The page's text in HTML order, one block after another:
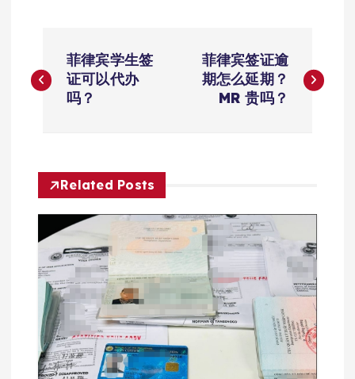
章
航
菲律宾学生签
证可以代办
吗？
菲律宾签证逾
期怎么延期？
MR 贵吗？
Related Posts